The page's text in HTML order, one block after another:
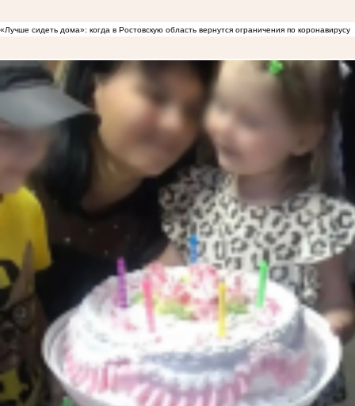
«Лучше сидеть дома»: когда в Ростовскую область вернутся ограничения по коронавирусу